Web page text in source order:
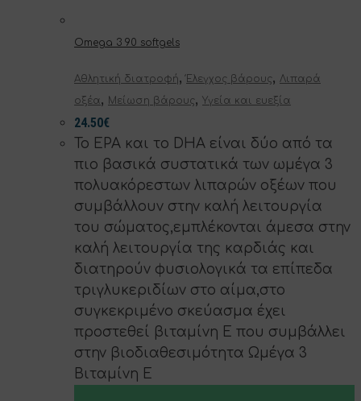
Omega 3 90 softgels
Αθλητική διατροφή,Έλεγχος βάρους, Λιπαρά
οξέα, Μείωση βάρους, Υγεία και ευεξία
24.50€
Το EPA και το DHA είναι δύο από τα
πιο βασικά συστατικά των ωμέγα 3
πολυακόρεστων λιπαρών οξέων που
συμβάλλουν στην καλή λειτουργία
του σώματος,εμπλέκονται άμεσα στην
καλή λειτουργία της καρδιάς και
διατηρούν φυσιολογικά τα επίπεδα
τριγλυκεριδίων στο αίμα,στο
συγκεκριμένο σκεύασμα έχει
προστεθεί βιταμίνη Ε που συμβάλλει
στην βιοδιαθεσιμότητα Ωμέγα 3
Βιταμίνη Ε